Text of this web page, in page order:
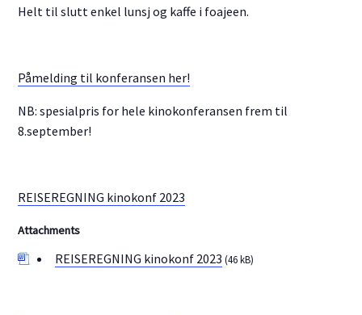
Helt til slutt enkel lunsj og kaffe i foajeen.
Påmelding til konferansen her!
NB: spesialpris for hele kinokonferansen frem til
8.september!
REISEREGNING kinokonf 2023
Attachments
REISEREGNING kinokonf 2023 (46 kB)